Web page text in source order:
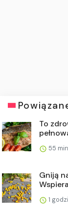
To
55
Gniją
1